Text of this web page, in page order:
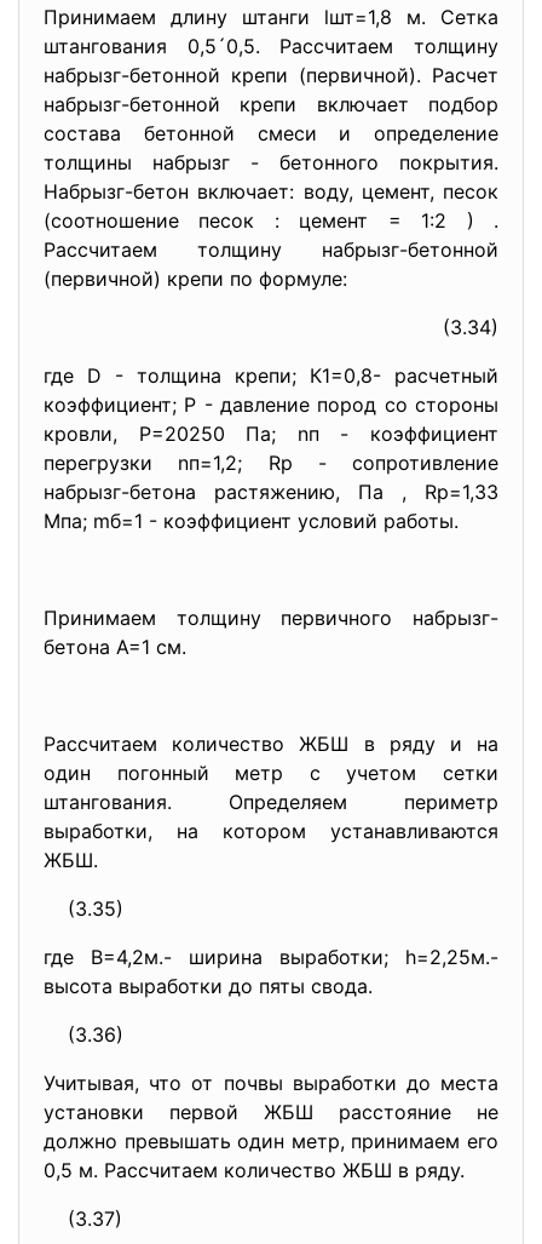
Принимаем длину штанги lшт=1,8 м. Сетка
штангования 0,5´0,5. Рассчитаем толщину
набрызг-бетонной крепи (первичной). Расчет
набрызг-бетонной крепи включает подбор
состава бетонной смеси и определение
толщины набрызг - бетонного покрытия.
Набрызг-бетон включает: воду, цемент, песок
(соотношение песок : цемент = 1:2 ) .
Рассчитаем толщину набрызг-бетонной
(первичной) крепи по формуле:
(3.34)
где D - толщина крепи; К1=0,8- расчетный
коэффициент; Р - давление пород со стороны
кровли, Р=20250 Па; nп - коэффициент
перегрузки nп=1,2; Rp - сопротивление
набрызг-бетона растяжению, Па , Rp=1,33
Мпа; mб=1 - коэффициент условий работы.
Принимаем толщину первичного набрызг-
бетона А=1 см.
Рассчитаем количество ЖБШ в ряду и на
один погонный метр с учетом сетки
штангования. Определяем периметр
выработки, на котором устанавливаются
ЖБШ.
(3.35)
где В=4,2м.- ширина выработки; h=2,25м.-
высота выработки до пяты свода.
(3.36)
Учитывая, что от почвы выработки до места
установки первой ЖБШ расстояние не
должно превышать один метр, принимаем его
0,5 м. Рассчитаем количество ЖБШ в ряду.
(3.37)